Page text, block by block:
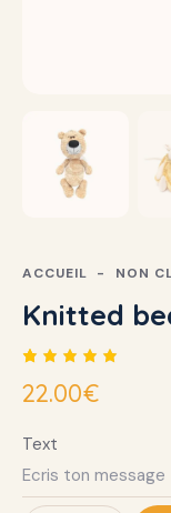
ACCUEIL NON
Knitted
5.00
sur
client
22.00€
Text